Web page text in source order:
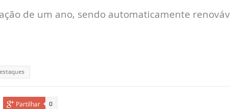
de um ano, sendo automaticamente
Partilhar 0